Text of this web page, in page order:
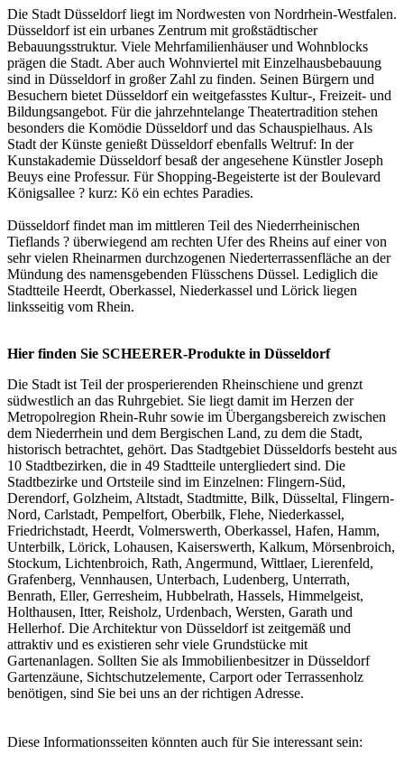
Die Stadt Düsseldorf liegt im Nordwesten von Nordrhein-Westfalen.
Düsseldorf ist ein urbanes Zentrum mit großstädtischer
Bebauungsstruktur. Viele Mehrfamilienhäuser und Wohnblocks
prägen die Stadt. Aber auch Wohnviertel mit Einzelhausbebauung
sind in Düsseldorf in großer Zahl zu finden. Seinen Bürgern und
Besuchern bietet Düsseldorf ein weitgefasstes Kultur-, Freizeit- und
Bildungsangebot. Für die jahrzehntelange Theatertradition stehen
besonders die Komödie Düsseldorf und das Schauspielhaus. Als
Stadt der Künste genießt Düsseldorf ebenfalls Weltruf: In der
Kunstakademie Düsseldorf besaß der angesehene Künstler Joseph
Beuys eine Professur. Für Shopping-Begeisterte ist der Boulevard
Königsallee ? kurz: Kö ein echtes Paradies.
Düsseldorf findet man im mittleren Teil des Niederrheinischen
Tieflands ? überwiegend am rechten Ufer des Rheins auf einer von
sehr vielen Rheinarmen durchzogenen Niederterrassenfläche an der
Mündung des namensgebenden Flüsschens Düssel. Lediglich die
Stadtteile Heerdt, Oberkassel, Niederkassel und Lörick liegen
linksseitig vom Rhein.
Hier finden Sie SCHEERER-Produkte in Düsseldorf
Die Stadt ist Teil der prosperierenden Rheinschiene und grenzt
südwestlich an das Ruhrgebiet. Sie liegt damit im Herzen der
Metropolregion Rhein-Ruhr sowie im Übergangsbereich zwischen
dem Niederrhein und dem Bergischen Land, zu dem die Stadt,
historisch betrachtet, gehört. Das Stadtgebiet Düsseldorfs besteht aus
10 Stadtbezirken, die in 49 Stadtteile untergliedert sind. Die
Stadtbezirke und Ortsteile sind im Einzelnen: Flingern-Süd,
Derendorf, Golzheim, Altstadt, Stadtmitte, Bilk, Düsseltal, Flingern-
Nord, Carlstadt, Pempelfort, Oberbilk, Flehe, Niederkassel,
Friedrichstadt, Heerdt, Volmerswerth, Oberkassel, Hafen, Hamm,
Unterbilk, Lörick, Lohausen, Kaiserswerth, Kalkum, Mörsenbroich,
Stockum, Lichtenbroich, Rath, Angermund, Wittlaer, Lierenfeld,
Grafenberg, Vennhausen, Unterbach, Ludenberg, Unterrath,
Benrath, Eller, Gerresheim, Hubbelrath, Hassels, Himmelgeist,
Holthausen, Itter, Reisholz, Urdenbach, Wersten, Garath und
Hellerhof. Die Architektur von Düsseldorf ist zeitgemäß und
attraktiv und es existieren sehr viele Grundstücke mit
Gartenanlagen. Sollten Sie als Immobilienbesitzer in Düsseldorf
Gartenzäune, Sichtschutzelemente, Carport oder Terrassenholz
benötigen, sind Sie bei uns an der richtigen Adresse.
Diese Informationsseiten könnten auch für Sie interessant sein: